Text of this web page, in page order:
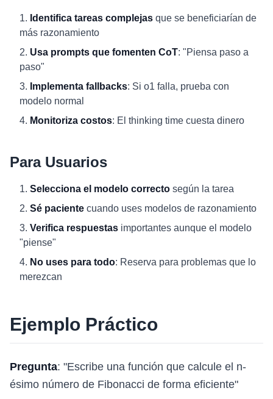
Identifica tareas complejas que se beneficiarían de
más razonamiento
Usa prompts que fomenten CoT: "Piensa paso a
paso"
Implementa fallbacks: Si o1 falla, prueba con
modelo normal
Monitoriza costos: El thinking time cuesta dinero
Para Usuarios
Selecciona el modelo correcto según la tarea
Sé paciente cuando uses modelos de razonamiento
Verifica respuestas importantes aunque el modelo
"piense"
No uses para todo: Reserva para problemas que lo
merezcan
Ejemplo Práctico
Pregunta: "Escribe una función que calcule el n-
ésimo número de Fibonacci de forma eficiente"